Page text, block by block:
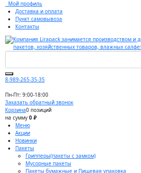
Мой профиль
Доставка и оплата
Пункт самовывоза
Контакты
8-989-265-35-35
Пн-Пт: 9:00-18:00
Заказать обратный звонок
Корзина0 позиций
на сумму 0 ₽
Меню
Акции
Новинки
Пакеты
Грипперы(пакеты с замком)
Мусорные пакеты
Пакеты бумажные и Пищевая упаковка